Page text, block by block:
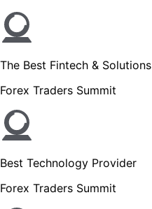
The Best Fintech & Solutions
Forex Traders Summit
Best Technology Provider
Forex Traders Summit